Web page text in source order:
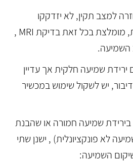
למצב תקין, לא יזדקקו
לשיקום שמיעה. אם זאת, מומלצת בכל זאת בדיקת MRI ,
שמיעה חלקית אך עדיין
יש לשקול שימוש במכשיר
בירידת שמיעה חמורה או שהבנת
לא פונקציונלית) , ישנן שתי
השמיעה: